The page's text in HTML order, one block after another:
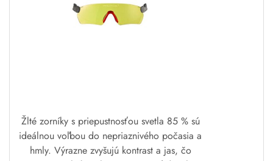
Žlté zorníky s priepustnosťou svetla 85 % sú
ideálnou voľbou do nepriaznivého počasia a
hmly. Výrazne zvyšujú kontrast a jas, čo